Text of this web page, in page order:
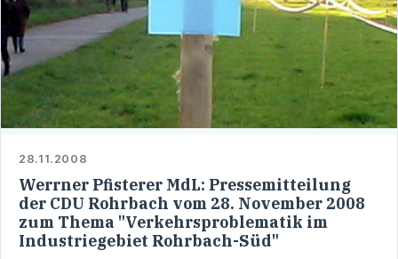
28.11.2008
Werrner Pfisterer MdL: Pressemitteilung
der CDU Rohrbach vom 28. November 2008
zum Thema "Verkehrsproblematik im
Industriegebiet Rohrbach-Süd"